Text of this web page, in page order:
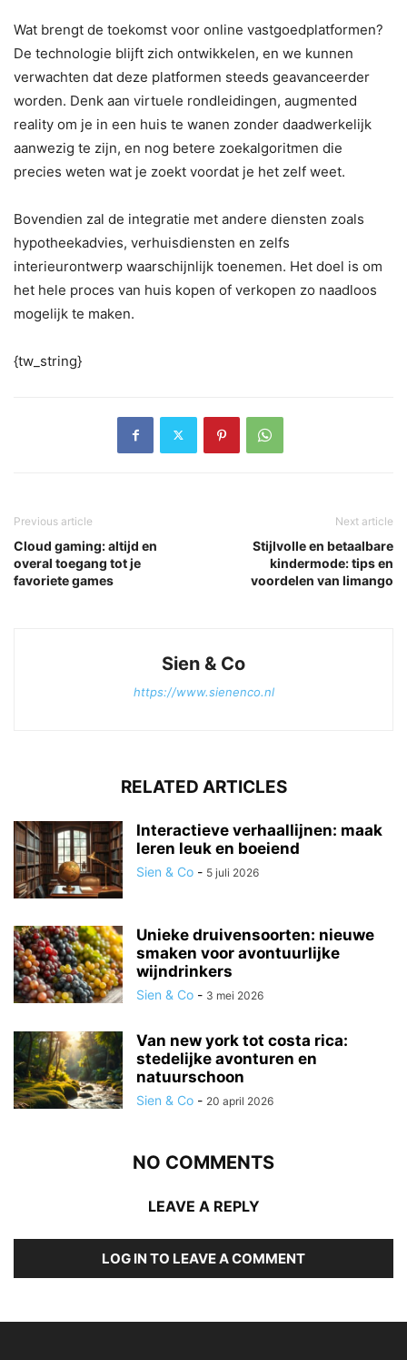
Wat brengt de toekomst voor online vastgoedplatformen?
De technologie blijft zich ontwikkelen, en we kunnen
verwachten dat deze platformen steeds geavanceerder
worden. Denk aan virtuele rondleidingen, augmented
reality om je in een huis te wanen zonder daadwerkelijk
aanwezig te zijn, en nog betere zoekalgoritmen die
precies weten wat je zoekt voordat je het zelf weet.
Bovendien zal de integratie met andere diensten zoals
hypotheekadvies, verhuisdiensten en zelfs
interieurontwerp waarschijnlijk toenemen. Het doel is om
het hele proces van huis kopen of verkopen zo naadloos
mogelijk te maken.
{tw_string}
Previous article
Cloud gaming: altijd en
overal toegang tot je
favoriete games
Next article
Stijlvolle en betaalbare
kindermode: tips en
voordelen van limango
Sien & Co
https://www.sienenco.nl
RELATED ARTICLES
Interactieve verhaallijnen: maak
leren leuk en boeiend
Sien & Co - 5 juli 2026
Unieke druivensoorten: nieuwe
smaken voor avontuurlijke
wijndrinkers
Sien & Co - 3 mei 2026
Van new york tot costa rica:
stedelijke avonturen en
natuurschoon
Sien & Co - 20 april 2026
NO COMMENTS
LEAVE A REPLY
LOG IN TO LEAVE A COMMENT